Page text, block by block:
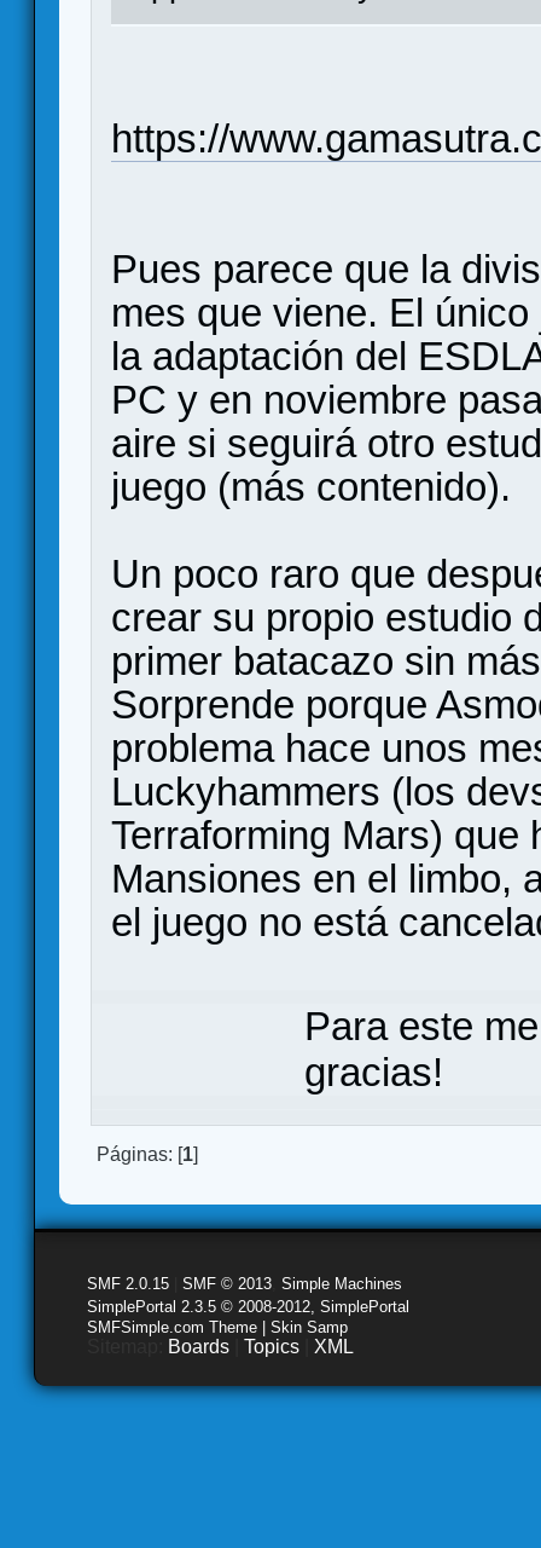
https://
Pues parece que la
mes que viene. El
la adaptación del
PC y en noviembre
aire si seguirá otro
juego (más contenido).
Un poco raro que
crear su propio estudio
primer batacazo sin
Sorprende porque
problema hace unos
Luckyhammers (los
Terraforming Mars) que
Mansiones en el limbo,
el juego no está
Para este
gracias!
Páginas: [1]
SMF 2.0.15 SMF © 2013 Simple Machines
SimplePortal 2.3.5 © 2008-2012, SimplePortal
SMFSimple.com Theme | Skin Samp
Boards Topics XML